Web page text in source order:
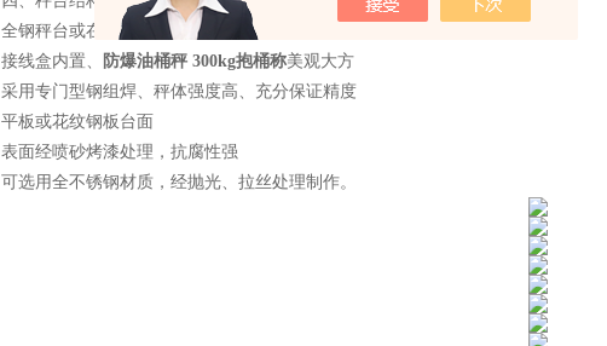
全钢秤台或在PD型外框四角加装调整支脚
接线盒内置、
防爆油桶秤 300kg抱桶称美观大方
采用专门型钢组焊、秤体强度高、充分保证精度
平板或花纹钢板台面
表面经喷砂烤漆处理，抗腐性强
可选用全不锈钢材质，经抛光、拉丝处理制作。